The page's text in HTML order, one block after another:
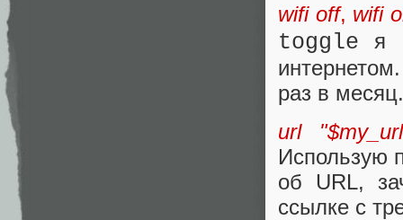
wifi off, wifi
toggle я
раз в месяц.
url
Использую
об URL,
ссылке с